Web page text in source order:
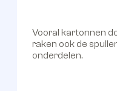
Vooral kartonnen
raken ook de
onderdelen.